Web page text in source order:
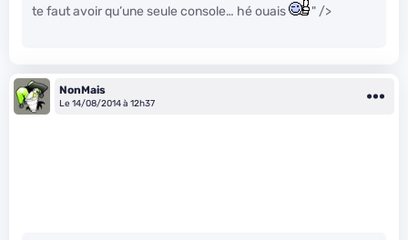
te faut avoir qu’une seule console… hé ouais
" />
NonMais
Le 14/08/2014 à 12h37